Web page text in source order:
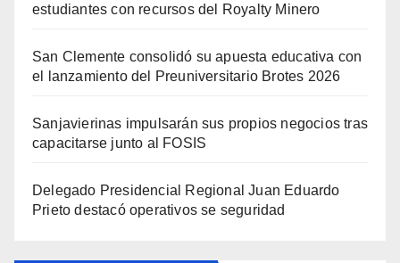
estudiantes con recursos del Royalty Minero
San Clemente consolidó su apuesta educativa con
el lanzamiento del Preuniversitario Brotes 2026
Sanjavierinas impulsarán sus propios negocios tras
capacitarse junto al FOSIS
Delegado Presidencial Regional Juan Eduardo
Prieto destacó operativos se seguridad